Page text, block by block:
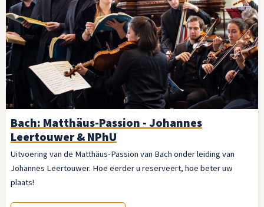
Bach: Matthäus-Passion - Johannes
Leertouwer & NPhU
Uitvoering van de Matthäus-Passion van Bach onder leiding van
Johannes Leertouwer. Hoe eerder u reserveert, hoe beter uw
plaats!